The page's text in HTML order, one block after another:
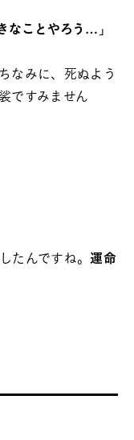
なことやろう… 」
なみに、死ぬよう
ですみません
たんですね。運命